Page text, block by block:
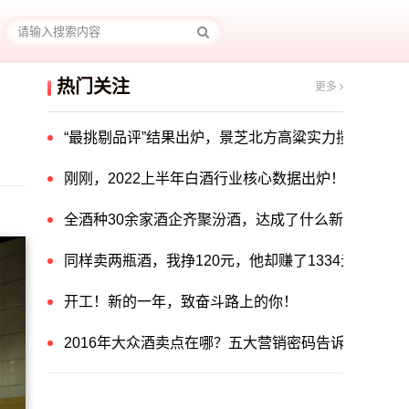
热门关注 更多
“最挑剔品评”结果出炉，景芝北方高粱实力揽获中国
刚刚，2022上半年白酒行业核心数据出炉！
全酒种30余家酒企齐聚汾酒，达成了什么新共识？
同样卖两瓶酒，我挣120元，他却赚了1334元！他
开工！新的一年，致奋斗路上的你！
2016年大众酒卖点在哪？五大营销密码告诉你答案！